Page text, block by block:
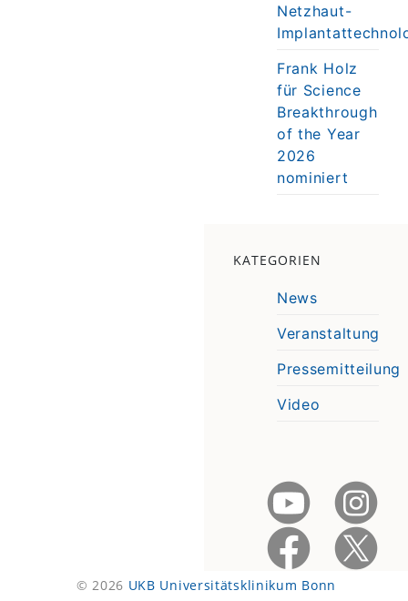
Netzhaut-
Frank Holz
für Science
Breakthrough
of the Year
2026
nominiert
KATEGORIEN
News
Veranstaltung
Pressemitteilung
Video
© 2026 UKB Universitätsklinikum Bonn